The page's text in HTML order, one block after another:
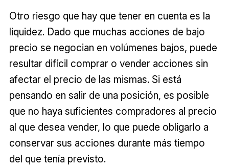
Otro riesgo que hay que tener en cuenta es la
liquidez. Dado que muchas acciones de bajo
precio se negocian en volúmenes bajos, puede
resultar difícil comprar o vender acciones sin
afectar el precio de las mismas. Si está
pensando en salir de una posición, es posible
que no haya suficientes compradores al precio
al que desea vender, lo que puede obligarlo a
conservar sus acciones durante más tiempo
del que tenía previsto.